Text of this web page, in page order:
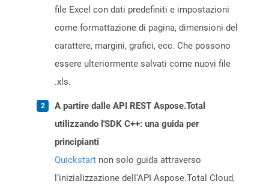
file Excel con dati predefiniti e impostazioni
come formattazione di pagina, dimensioni del
carattere, margini, grafici, ecc. Che possono
essere ulteriormente salvati come nuovi file
.xls.
A partire dalle API REST Aspose.Total
utilizzando l'SDK C++: una guida per
principianti
Quickstart non solo guida attraverso
l’inizializzazione dell’API Aspose.Total Cloud,